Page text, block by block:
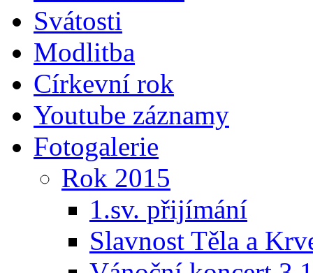
Svátosti
Modlitba
Církevní rok
Youtube záznamy
Fotogalerie
Rok 2015
1.sv. přijímání
Slavnost Těla a